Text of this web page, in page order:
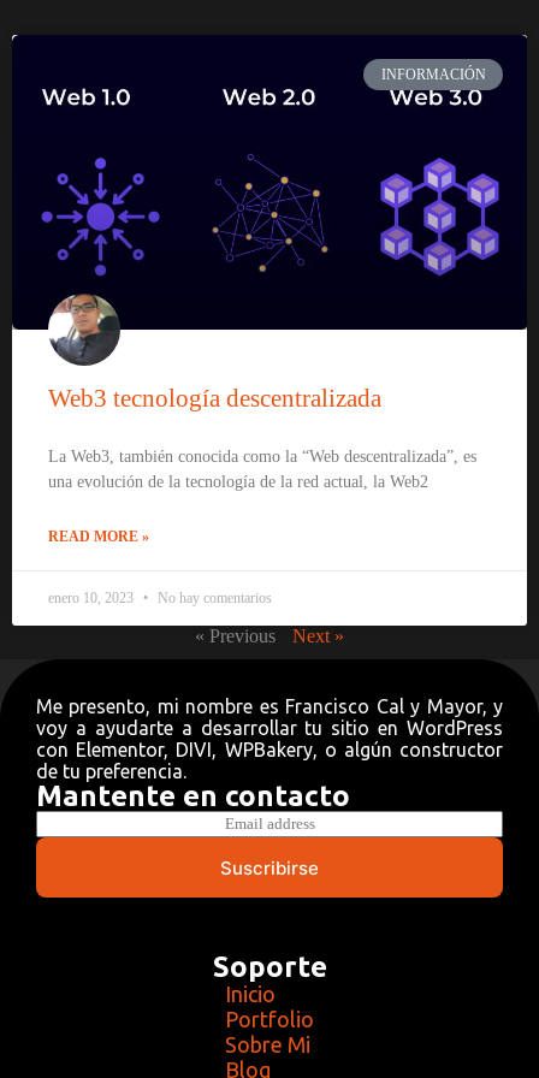
INFORMACIÓN
Web3 tecnología descentralizada
La Web3, también conocida como la “Web descentralizada”, es
una evolución de la tecnología de la red actual, la Web2
READ MORE »
enero 10, 2023 No hay comentarios
« Previous Next »
Me presento, mi nombre es Francisco Cal y Mayor, y
voy a ayudarte a desarrollar tu sitio en WordPress
con Elementor, DIVI, WPBakery, o algún constructor
de tu preferencia.
Mantente en contacto
m
l
Suscribirse
Soporte
Inicio
Portfolio
Sobre Mi
Blog